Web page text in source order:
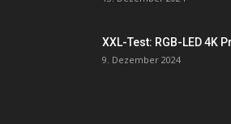
XXL-Test: RGB-LED 4K
9. Dezember 2024